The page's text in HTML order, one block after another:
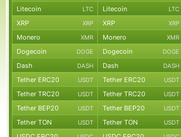
Litecoin LTC Litecoin LTC
XRP XRP XRP XRP
Monero XMR Monero XMR
Dogecoin DOGE Dogecoin DOGE
Dash DASH Dash DASH
Tether ERC20 USDT Tether ERC20 USDT
Tether TRC20 USDT Tether TRC20 USDT
Tether BEP20 USDT Tether BEP20 USDT
Tether TON USDT Tether TON USDT